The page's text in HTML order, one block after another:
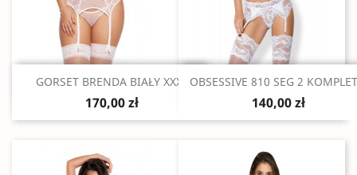
Szybki podgląd
GORSET BRENDA BIAŁY XXXL
170,00 zł
Szybki podgląd
OBSESSIVE 810 SEG 2
140,00 zł